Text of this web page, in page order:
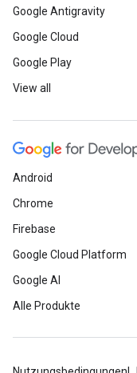
Google Antigravity
Google Cloud
Google Play
View all
Android
Chrome
Firebase
Google Cloud Platform
Google AI
Alle Produkte